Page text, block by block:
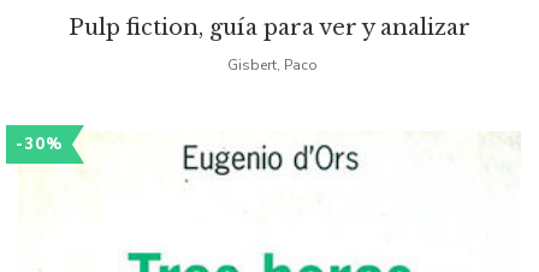
Pulp fiction, guía para ver y analizar
precio
original
$40,45.
precio
$28,31.
Gisbert, Paco
-30%